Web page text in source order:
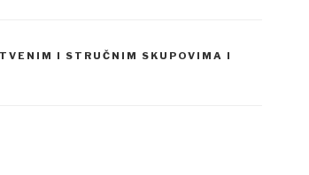
I STRUČNIM SKUPOVIMA I